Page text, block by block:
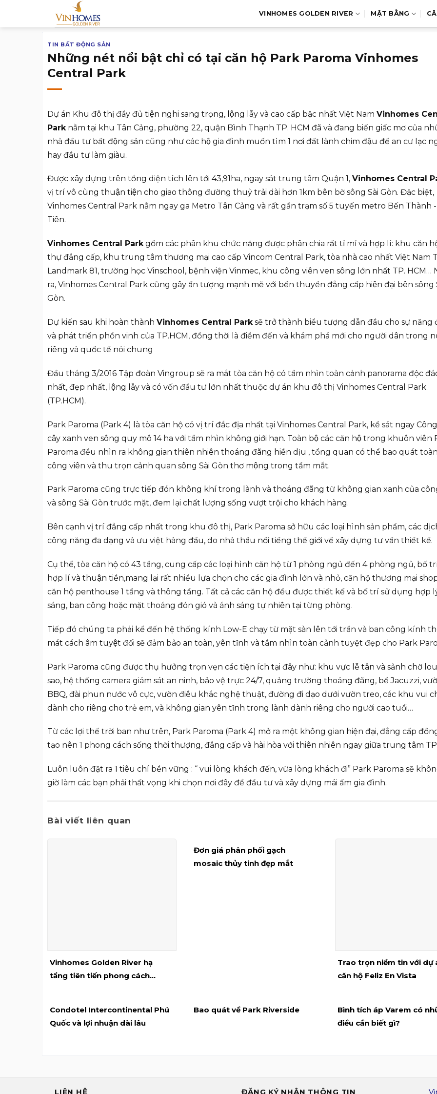
VINHOMES GOLDEN RIVER MẶT BẰNG
TIN BẤT ĐỘNG SẢN
Những nét nổi bật chỉ có tại căn hộ Park Paroma Vinhomes
Central Park
Dự án Khu đô thị đầy đủ tiện nghi sang trọng, lộng lẫy và cao cấp bậc nhất Việt Nam Vinhomes
Park nằm tại khu Tân Cảng, phường 22, quận Bình Thạnh TP. HCM đã và đang biến giấc mơ của
nhà đầu tư bất động sản cũng như các hộ gia đình muốn tìm 1 nơi đất lành chim đậu để an cư lạc
hay đầu tư làm giàu.
Được xây dựng trên tổng diện tích lên tới 43,91ha, ngay sát trung tâm Quận 1, Vinhomes Central
vị trí vô cùng thuận tiện cho giao thông đường thuỷ trải dài hơn 1km bên bờ sông Sài Gòn. Đặc biệt,
Vinhomes Central Park nằm ngay ga Metro Tân Cảng và rất gần trạm số 5 tuyến metro Bến Thành -
Tiên.
Vinhomes Central Parkgồm các phân khu chức năng được phân chia rất tỉ mỉ và hợp lí: khu căn
thự đẳng cấp, khu trung tâm thương mại cao cấp Vincom Central Park, tòa nhà cao nhất Việt Nam
Landmark 81, trường học Vinschool, bệnh viện Vinmec, khu công viên ven sông lớn nhất TP. HCM…
ra, Vinhomes Central Park cũng gây ấn tượng mạnh mẽ với bến thuyền đẳng cấp hiện đại bên sông
Gòn.
Dự kiến sau khi hoàn thành Vinhomes Central Parksẽ trở thành biểu tượng dẫn đầu cho sự năng
và phát triển phồn vinh của TP.HCM, đồng thời là điểm đến và khám phá mới cho người dân trong
riêng và quốc tế nói chung
Đầu tháng 3/2016 Tập đoàn Vingroup sẽ ra mắt tòa căn hộ có tầm nhìn toàn cảnh panorama độc
nhất, đẹp nhất, lộng lẫy và có vốn đầu tư lớn nhất thuộc dự án khu đô thị Vinhomes Central Park
(TP.HCM).
Park Paroma (Park 4) là tòa căn hộ có vị trí đắc địa nhất tại Vinhomes Central Park, kề sát ngay
cây xanh ven sông quy mô 14 ha với tầm nhìn không giới hạn. Toàn bộ các căn hộ trong khuôn viên
Paroma đều nhìn ra không gian thiên nhiên thoáng đãng hiền dịu , tổng quan có thể bao quát
công viên và thu trọn cảnh quan sông Sài Gòn thơ mộng trong tầm mắt.
Park Paroma cũng trực tiếp đón không khí trong lành và thoáng đãng từ không gian xanh của
và sông Sài Gòn trước mặt, đem lại chất lượng sống vượt trội cho khách hàng.
Bên cạnh vị trí đẳng cấp nhất trong khu đô thị, Park Paroma sở hữu các loại hình sản phẩm, các
công năng đa dạng và ưu việt hàng đầu, do nhà thầu nổi tiếng thế giới về xây dựng tư vấn thiết kế.
Cụ thể, tòa căn hộ có 43 tầng, cung cấp các loại hình căn hộ từ 1 phòng ngủ đến 4 phòng ngủ, bố
hợp lí và thuận tiền,mang lại rất nhiều lựa chọn cho các gia đình lớn và nhỏ, căn hộ thương mại
căn hộ penthouse 1 tầng và thông tầng. Tất cả các căn hộ đều được thiết kế và bố trí sử dụng hợp
sáng, ban công hoặc mặt thoáng đón gió và ánh sáng tự nhiên tại từng phòng.
Tiếp đó chúng ta phải kể đến hệ thống kính Low-E chạy từ mặt sàn lên tới trần và ban công kính
mát cách âm tuyệt đối sẽ đảm bảo an toàn, yên tĩnh và tầm nhìn toàn cảnh tuyệt đẹp cho Park
Park Paroma cũng được thụ hưởng trọn vẹn các tiện ích tại đây như: khu vực lễ tân và sảnh chờ
sao, hệ thống camera giám sát an ninh, bảo vệ trực 24/7, quảng trường thoáng đãng, bể Jacuzzi,
BBQ, đài phun nước vô cực, vườn điêu khắc nghệ thuật, đường đi dạo dưới vườn treo, các khu vui
dành cho riêng cho trẻ em, và không gian yên tĩnh trong lành dành riêng cho người cao tuổi…
Từ các lợi thế trời ban như trên, Park Paroma (Park 4) mở ra một không gian hiện đại, đẳng cấp
tạo nên 1 phong cách sống thời thượng, đẳng cấp và hài hòa với thiên nhiên ngay giữa trung tâm
Luôn luôn đặt ra 1 tiêu chí bền vững : “ vui lòng khách đến, vừa lòng khách đi” Park Paroma sẽ
giờ làm các bạn phải thất vọng khi chọn nơi đây để đầu tư và xây dựng mái ấm gia đình.
Bài viết liên quan
Vinhomes Golden River hạ
tầng tiên tiến phong cách
Đơn giá phân phối gạch
mosaic thủy tinh đẹp mắt
Trao trọn niềm tin với dự
căn hộ Feliz En Vista
Condotel Intercontinental Phú
Quốc và lợi nhuận dài lâu
Bao quát về Park Riverside
Bình tích áp Varem có
điều cần biết gì?
LIÊN HỆ ĐĂNG KÝ NHẬN THÔNG TIN